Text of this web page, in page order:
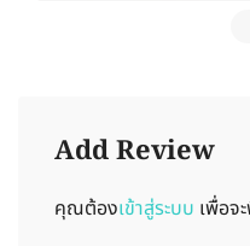
Add Review
คุณต้องเข้าสู่ระบบ เพื่อจ